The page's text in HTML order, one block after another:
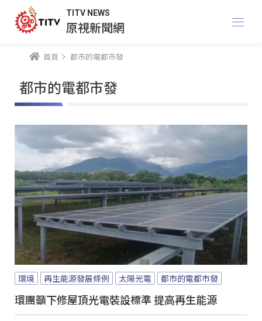
TITV NEWS
原視新聞網
首頁 都市的電都市發
都市的電都市發
環境 再生能源發展條例 太陽光電 都市的電都市發
環團籲下修屋頂光電裝設標準 提高再生能源